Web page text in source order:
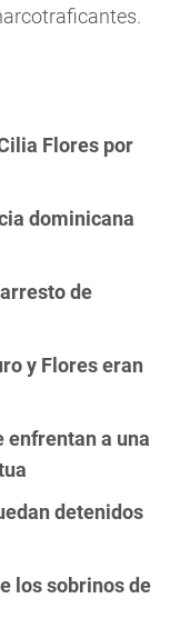
Flores por
dominicana
de
y Flores eran
enfrentan a una
detenidos
los sobrinos de